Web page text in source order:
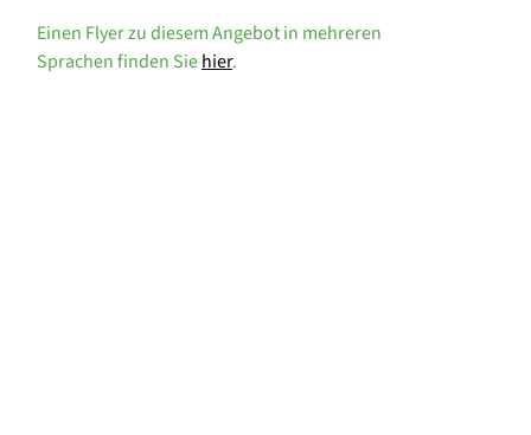
Einen Flyer zu diesem Angebot in mehreren
Sprachen finden Siehier.